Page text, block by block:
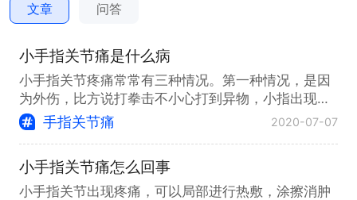
文章 问答
小手指关节痛是什么病
小手指关节疼痛常常有三种情况。第一种情况，是因
为外伤，比方说打拳击不小心打到异物，小指出现了
关节损伤，关节会出现肿胀疼痛
手指关节痛 2020-07-07
小手指关节痛怎么回事
小手指关节出现疼痛，可以局部进行热敷，涂擦消肿